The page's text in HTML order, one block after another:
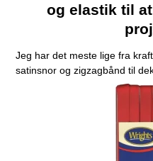
og elastik til
Jeg har det meste lige fra
satinsnor og zigzagbånd til